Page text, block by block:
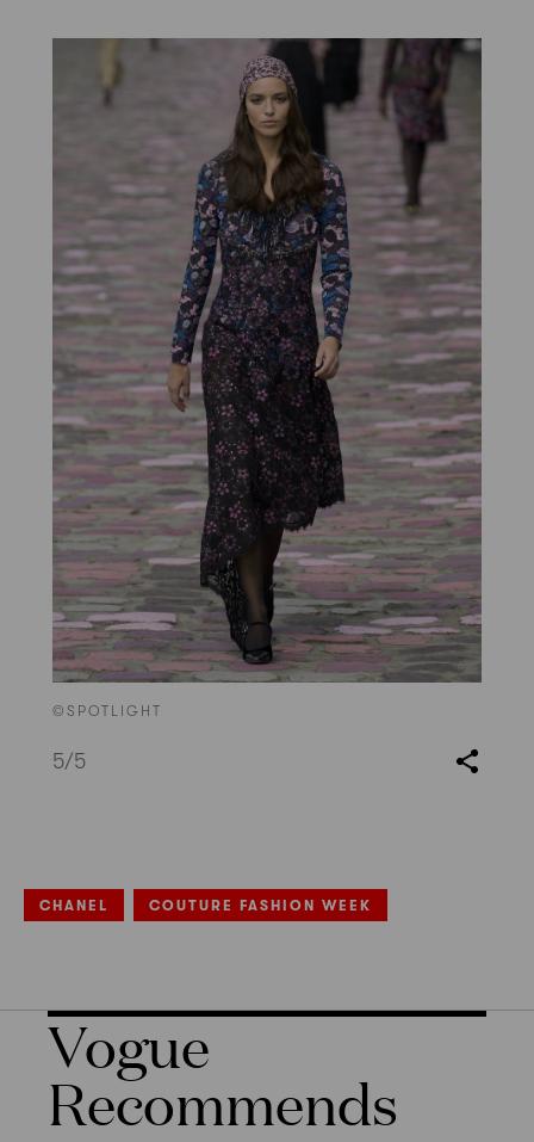
©SPOTLIGHT
5/5
CHANEL COUTURE FASHION WEEK
Vogue
Recommends